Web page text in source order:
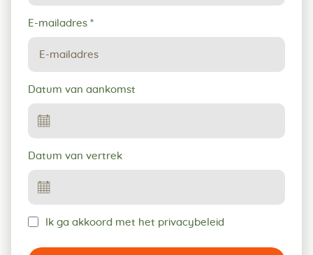
E-mailadres *
Datum van aankomst
Datum van vertrek
Ik ga akkoord met het privacybeleid